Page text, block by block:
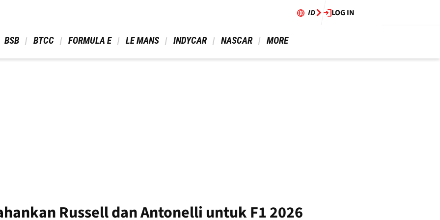
ID LOG IN
BSB BTCC FORMULA E LE MANS INDYCAR NASCAR MORE
Russell dan Antonelli untuk F1 2026